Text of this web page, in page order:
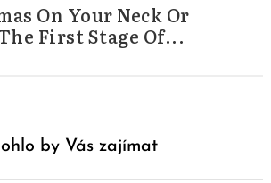
On Your Neck Or
First Stage Of...
by Vás zajímat